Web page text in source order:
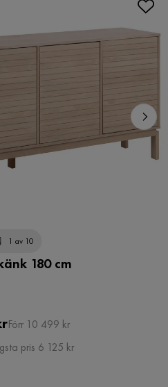
1 av 10
180 cm
Pris
Original
Pris
Förr 10 499 kr
pris 6 125 kr